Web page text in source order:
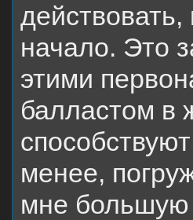
начало. Это
этими
балластом в
менее,
мне большую